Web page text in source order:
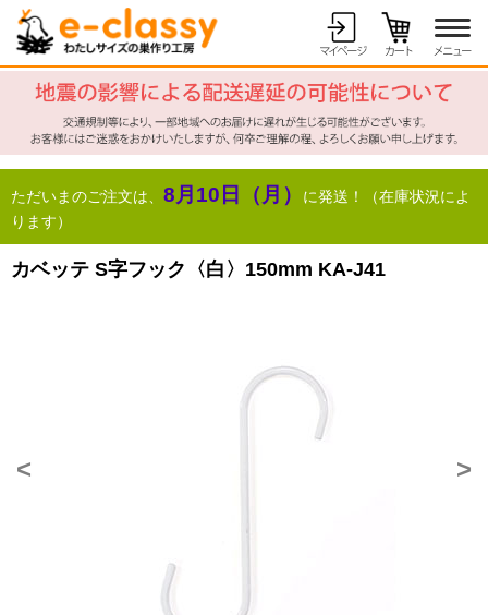
ただいまのご注文は、 8月10日（月）
に発送！（在庫状況によ
ります）
カベッテ S字フック〈白〉150mm KA-J41
< >